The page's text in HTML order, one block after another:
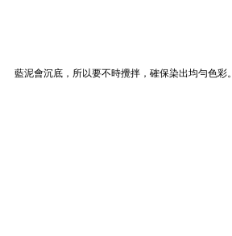
藍泥會沉底，所以要不時攪拌，確保染出均勻色彩。